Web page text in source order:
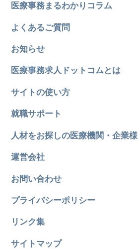
医療事務まるわかりコラム
よくあるご質問
お知らせ
医療事務求人ドットコムとは
サイトの使い方
就職サポート
人材をお探しの医療機関・企業様
運営会社
お問い合わせ
プライバシーポリシー
リンク集
サイトマップ